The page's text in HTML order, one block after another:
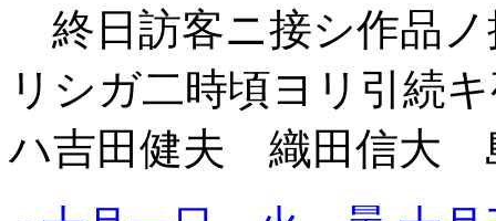
終日訪客ニ接シ作品
リシガ二時頃ヨリ引続
ハ吉田健夫 織田信大